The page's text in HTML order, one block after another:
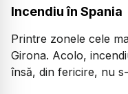
Incendiu în Spania
Printre zonele cele
Girona. Acolo,
însă, din fericire, nu